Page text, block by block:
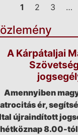
Oldalak
1 2 3 …
A Kárpátaljai
Amennyiben
atrocitás ér,
újraindított
hétköznap 8.00-